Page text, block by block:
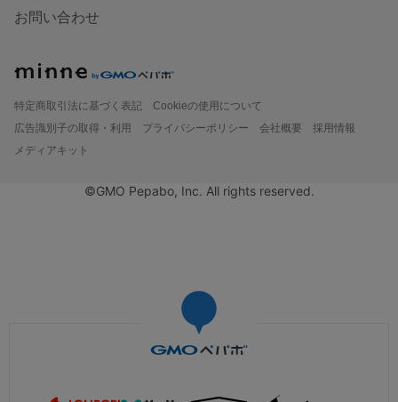
お問い合わせ
特定商取引法に基づく表記
Cookieの使用について
広告識別子の取得・利用
プライバシーポリシー 会社概要
採用情報
メディアキット
©GMO Pepabo, Inc. All rights reserved.